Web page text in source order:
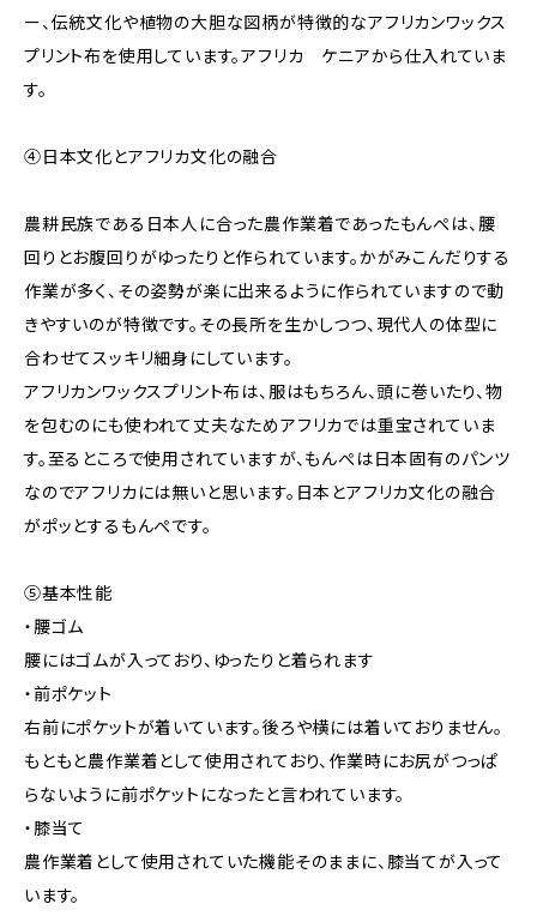
ー、伝統文化や植物の大胆な図柄が特徴的なアフリカンワックス
プリント布を使用しています。アフリカ ケニアから仕入れていま
す。
④日本文化とアフリカ文化の融合
農耕民族である日本人に合った農作業着であったもんぺは、腰
回りとお腹回りがゆったりと作られています。かがみこんだりする
作業が多く、その姿勢が楽に出来るように作られていますので動
きやすいのが特徴です。その長所を生かしつつ、現代人の体型に
合わせてスッキリ細身にしています。
アフリカンワックスプリント布は、服はもちろん、頭に巻いたり、物
を包むのにも使われて丈夫なためアフリカでは重宝されていま
す。至るところで使用されていますが、もんぺは日本固有のパンツ
なのでアフリカには無いと思います。日本とアフリカ文化の融合
がポッとするもんぺです。
⑤基本性能
・腰ゴム
腰にはゴムが入っており、ゆったりと着られます
・前ポケット
右前にポケットが着いています。後ろや横には着いておりません。
もともと農作業着として使用されており、作業時にお尻がつっぱ
らないように前ポケットになったと言われています。
・膝当て
農作業着として使用されていた機能そのままに、膝当てが入って
います。